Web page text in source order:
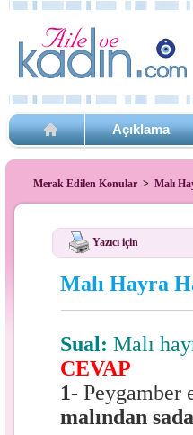
Açıklama
Merak Edilen Konular > Malı
Yazıcı için
Malı Hayra
Sual: Malı
CEVAP
1-Peygamber
malından